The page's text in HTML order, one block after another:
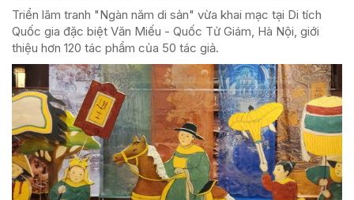
Triển lãm tranh "Ngàn năm di sản" vừa khai mạc tại Di tích
Quốc gia đặc biệt Văn Miếu - Quốc Tử Giám, Hà Nội, giới
thiệu hơn 120 tác phẩm của 50 tác giả.